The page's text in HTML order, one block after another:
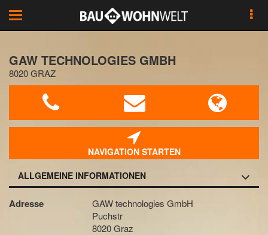
Toggle
navigation
GAW TECHNOLOGIES GMBH
8020 GRAZ
NAVIGATION STARTEN
ALLGEMEINE INFORMATIONEN
Adresse
GAW technologies GmbH
Puchstr
8020 Graz